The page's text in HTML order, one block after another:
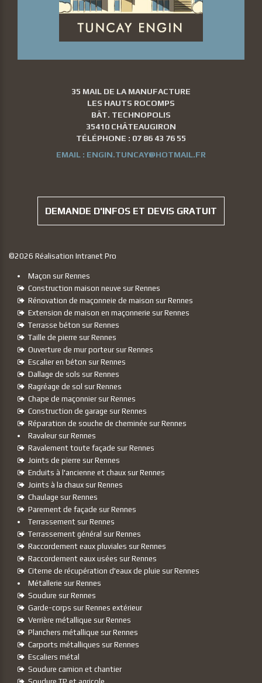
35 MAIL DE LA MANUFACTURE
LES HAUTS ROCOMPS
BÂT. TECHNOPOLIS
35410 CHÂTEAUGIRON
TÉLÉPHONE : 07 86 43 76 55
EMAIL : ENGIN.TUNCAY@HOTMAIL.FR
DEMANDE D'INFOS ET DEVIS GRATUIT
©2026 Réalisation Intranet Pro
Maçon sur Rennes
Construction maison neuve sur Rennes
Rénovation de maçonneie de maison sur Rennes
Extension de maison en maçonnerie sur Rennes
Terrasse béton sur Rennes
Taille de pierre sur Rennes
Ouverture de mur porteur sur Rennes
Escalier en béton sur Rennes
Dallage de sols sur Rennes
Ragréage de sol sur Rennes
Chape de maçonnier sur Rennes
Construction de garage sur Rennes
Réparation de souche de cheminée sur Rennes
Ravaleur sur Rennes
Ravalement toute façade sur Rennes
Joints de pierre sur Rennes
Enduits à l'ancienne et chaux sur Rennes
Joints à la chaux sur Rennes
Chaulage sur Rennes
Parement de façade sur Rennes
Terrassement sur Rennes
Terrassement général sur Rennes
Raccordement eaux pluviales sur Rennes
Raccordement eaux usées sur Rennes
Citerne de récupération d'eaux de pluie sur Rennes
Métallerie sur Rennes
Soudure sur Rennes
Garde-corps sur Rennes extérieur
Verrière métallique sur Rennes
Planchers métallique sur Rennes
Carports métalliques sur Rennes
Escaliers métal
Soudure camion et chantier